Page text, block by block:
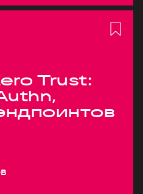
Trust: